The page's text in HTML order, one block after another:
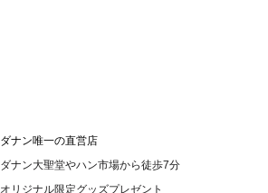
ダナン唯一の直営店
ダナン大聖堂やハン市場から徒歩7分
オリジナル限定グッズプレゼント